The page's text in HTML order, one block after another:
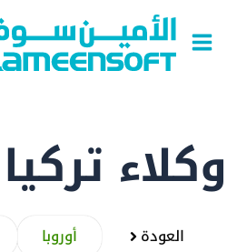
تركيا
العودة أوروبا